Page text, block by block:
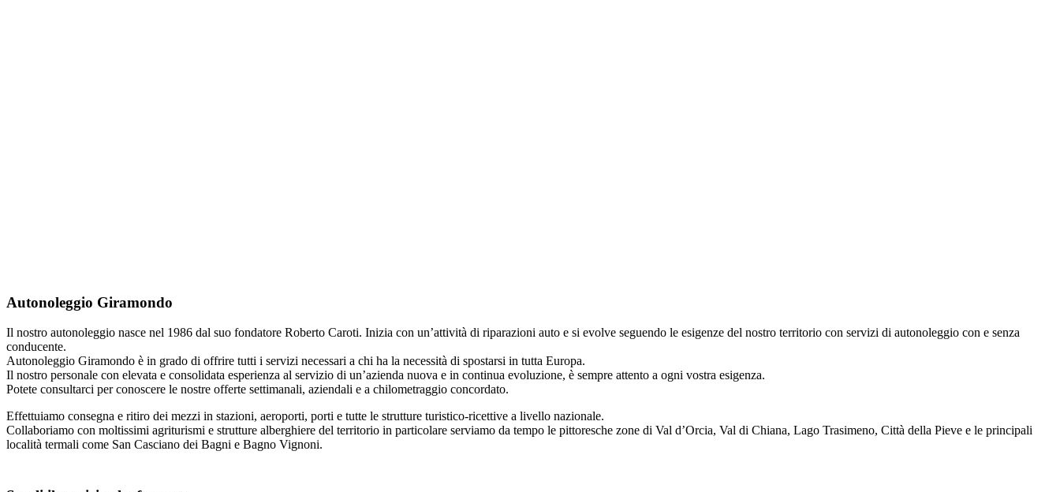
Autonoleggio Giramondo
Il nostro autonoleggio nasce nel 1986 dal suo fondatore Roberto Caroti. Inizia con un’attività di riparazioni auto e si evolve seguendo le esigenze del nostro territorio con servizi di autonoleggio con e senza
conducente.
Autonoleggio Giramondo è in grado di offrire tutti i servizi necessari a chi ha la necessità di spostarsi in tutta Europa.
Il nostro personale con elevata e consolidata esperienza al servizio di un’azienda nuova e in continua evoluzione, è sempre attento a ogni vostra esigenza.
Potete consultarci per conoscere le nostre offerte settimanali, aziendali e a chilometraggio concordato.
Effettuiamo consegna e ritiro dei mezzi in stazioni, aeroporti, porti e tutte le strutture turistico-ricettive a livello nazionale.
Collaboriamo con moltissimi agriturismi e strutture alberghiere del territorio in particolare serviamo da tempo le pittoresche zone di Val d’Orcia, Val di Chiana, Lago Trasimeno, Città della Pieve e le principali
località termali come San Casciano dei Bagni e Bagno Vignoni.